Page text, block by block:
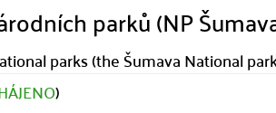
parků (NP
parks (the Šumava National
)